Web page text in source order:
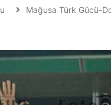
Mağusa Türk Gücü-